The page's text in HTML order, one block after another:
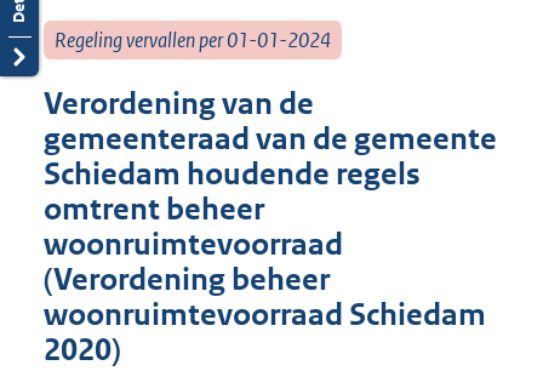
Regeling vervallen per 01-01-2024
Verordening van de
gemeenteraad van de gemeente
Schiedam houdende regels
omtrent beheer
woonruimtevoorraad
(Verordening beheer
woonruimtevoorraad Schiedam
2020)